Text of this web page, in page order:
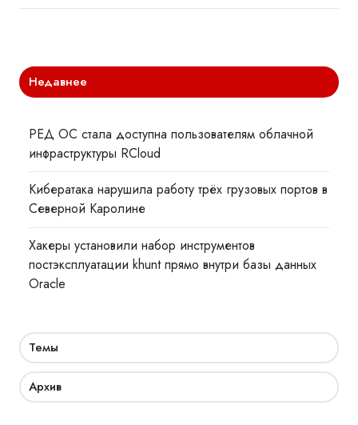
Недавнее
РЕД ОС стала доступна пользователям облачной
инфраструктуры RCloud
Кибератака нарушила работу трёх грузовых портов в
Северной Каролине
Хакеры установили набор инструментов
постэксплуатации khunt прямо внутри базы данных
Oracle
Темы
Архив